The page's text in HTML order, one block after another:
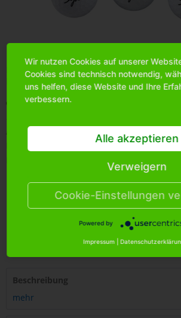
Bittemelden Sie sich an, um mehr
Produkt zu erhalten.
Merken
Artikel-Nr.:
182
32
250255
Beschreibung
mehr
Wir nutzen Cookies auf unserer
Cookies sind technisch notwendig,
uns helfen, diese Website und Ihre
verbessern.
Alle akzeptieren
Verweigern
Cookie-Einstellungen
Powered by
Impressum